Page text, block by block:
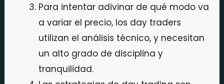
Para intentar adivinar de qué modo va
a variar el precio, los day traders
utilizan el análisis técnico, y necesitan
un alto grado de disciplina y
tranquilidad.